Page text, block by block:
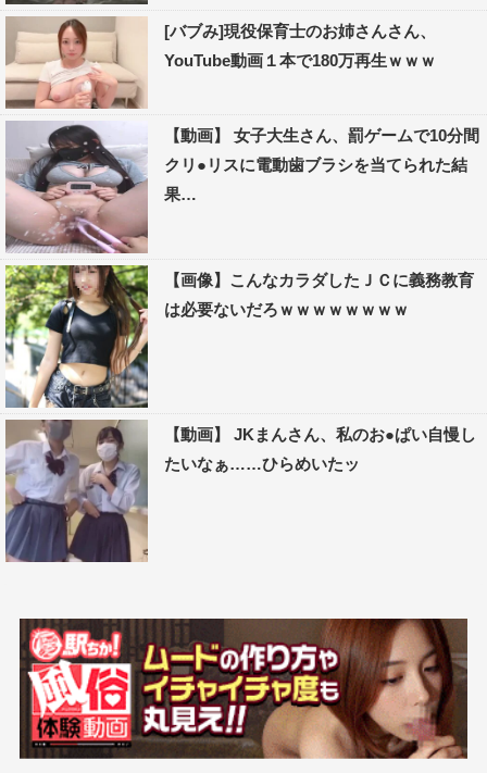
[バブみ]現役保育士のお姉さんさん、
YouTube動画１本で180万再生ｗｗｗ
【動画】 女子大生さん、罰ゲームで10分間
クリ●リスに電動歯ブラシを当てられた結
果…
【画像】こんなカラダしたＪＣに義務教育
は必要ないだろｗｗｗｗｗｗｗｗ
【動画】 JKまんさん、私のお●ぱい自慢し
たいなぁ……ひらめいたッ